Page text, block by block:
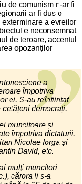
de comunism n-ar fi
ar fi dus o
a evreilor
e neconsemnat
de teroare, accentul
opozanților
a
împotriva
ei. S-au reînființat
democrați.
muncitoare și
împotriva dictaturii.
Nicolae Iorga și
David, etc.
mulți muncitori
cărora li s-a